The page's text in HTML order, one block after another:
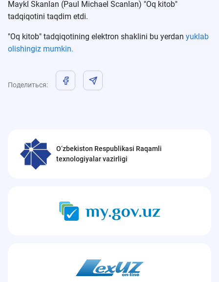
Maykl Skanlan (Paul Michael Scanlan) "Oq kitob"
tadqiqotini taqdim etdi.
"Oq kitob" tadqiqotining elektron shaklini bu yerdan yuklab
olishingiz mumkin.
Поделиться:
O‘zbekiston Respublikasi Raqamli
texnologiyalar vazirligi